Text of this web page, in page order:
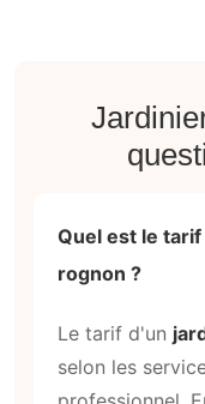
extérieur. Les
pour effectuer
Comment
à Rebecq-
Pour choisir un
Rebecq-rognon
disponibles